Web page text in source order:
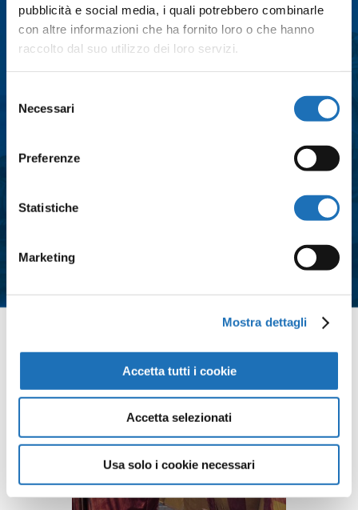
pubblicità e social media, i quali potrebbero combinarle
con altre informazioni che ha fornito loro o che hanno
raccolto dal suo utilizzo dei loro servizi.
delNecessari
Preferenze
Statistiche
Marketing
Mostra dettagli
Accetta tutti i cookie
Accetta selezionati
Usa solo i cookie necessari
Città *
Acconsento al trattamento dei dati
all'interno delle